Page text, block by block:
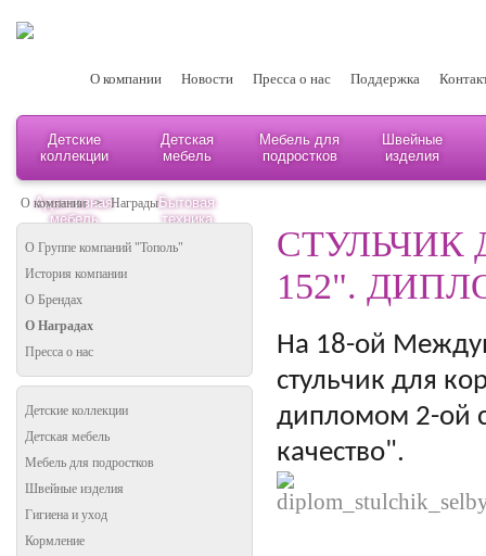
О компании Новости Пресса о нас Поддержка
Детские
коллекции
Детская
мебель
Мебель для
подростков
Швейные
изделия
Адаптивная
мебель
Бытовая
техника
О компании > Награды
О Группе компаний "Тополь"
История компании
О Брендах
О Наградах
Пресса о нас
Детские коллекции
Детская мебель
Мебель для подростков
Швейные изделия
Гигиена и уход
Кормление
СТУЛЬЧИК
152".
На 18-ой
стульчик для
дипломом 2-ой
качество".